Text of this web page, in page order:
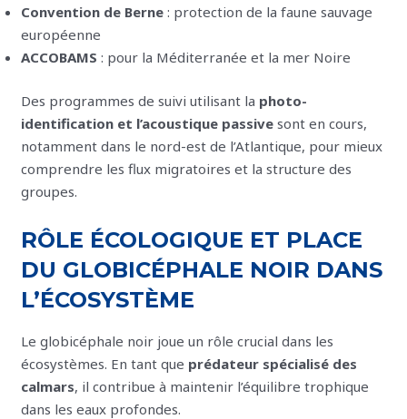
Convention de Berne : protection de la faune sauvage
européenne
ACCOBAMS : pour la Méditerranée et la mer Noire
Des programmes de suivi utilisant la photo-
identification et l’acoustique passive sont en cours,
notamment dans le nord-est de l’Atlantique, pour mieux
comprendre les flux migratoires et la structure des
groupes.
RÔLE ÉCOLOGIQUE ET PLACE
DU GLOBICÉPHALE NOIR DANS
L’ÉCOSYSTÈME
Le globicéphale noir joue un rôle crucial dans les
écosystèmes. En tant que prédateur spécialisé des
calmars, il contribue à maintenir l’équilibre trophique
dans les eaux profondes.